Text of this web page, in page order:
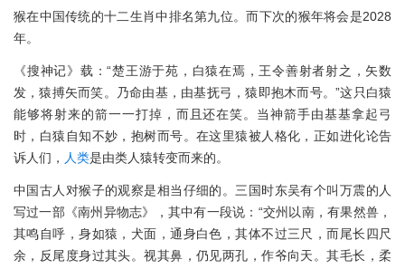
猴在中国传统的十二生肖中排名第九位。而下次的猴年将会是2028
年。
《搜神记》载：“楚王游于苑，白猿在焉，王令善射者射之，矢数
发，猿搏矢而笑。乃命由基，由基抚弓，猿即抱木而号。”这只白猿
能够将射来的箭一一打掉，而且还在笑。当神箭手由基基拿起弓
时，白猿自知不妙，抱树而号。在这里猿被人格化，正如进化论告
诉人们， 人类是由类人猿转变而来的。
中国古人对猴子的观察是相当仔细的。三国时东吴有个叫万震的人
写过一部《南州异物志》，其中有一段说：“交州以南，有果然兽，
其鸣自呼，身如猿，犬面，通身白色，其体不过三尺，而尾长四尺
余，反尾度身过其头。视其鼻，仍见两孔，作爷向天。其毛长，柔